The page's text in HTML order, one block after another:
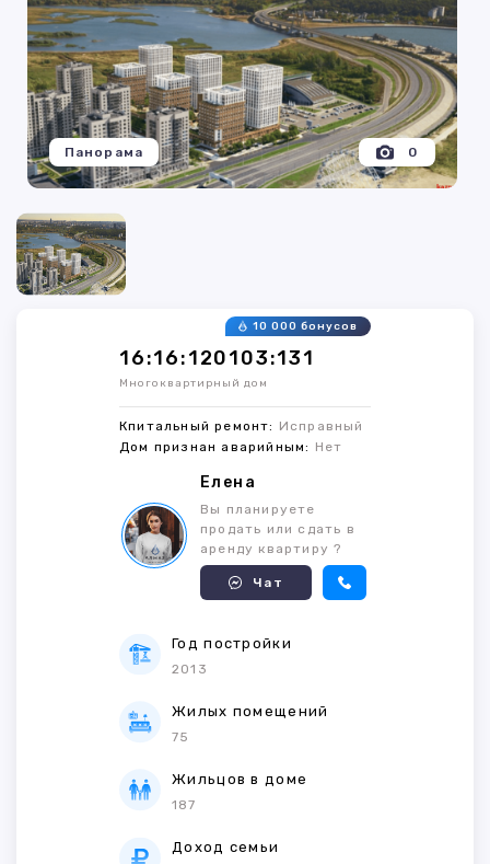
0
Панорама
16:16:120103:131
10 000 бонусов
Многоквартирный дом
Кпитальный ремонт: Исправный
Дом признан аварийным: Нет
Елена
Вы планируете
продать или сдать в
аренду квартиру ?
Чат
Год постройки
2013
Жилых помещений
75
Жильцов в доме
187
Доход семьи